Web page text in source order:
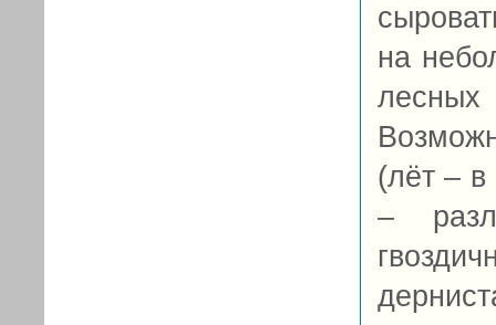
на
(лёт – в
–